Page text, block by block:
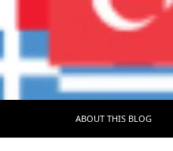
ABOUT THIS BLOG